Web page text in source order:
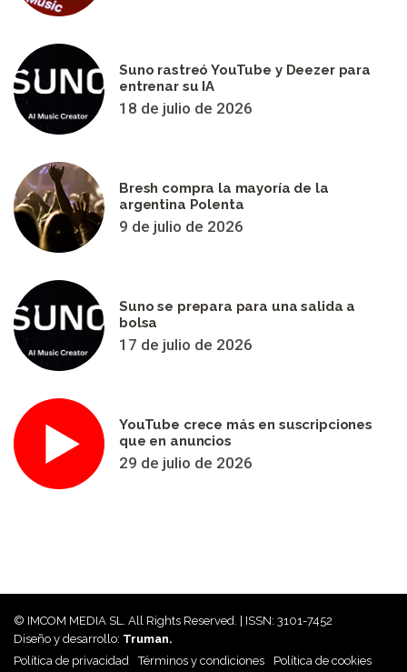
Suno rastreó YouTube y Deezer para
entrenar su IA
18 de julio de 2026
Bresh compra la mayoría de la
argentina Polenta
9 de julio de 2026
Suno se prepara para una salida a
bolsa
17 de julio de 2026
YouTube crece más en suscripciones
que en anuncios
29 de julio de 2026
© IMCOM MEDIA SL. All Rights Reserved. | ISSN: 3101-7452
Diseño y desarrollo: Truman.
Política de privacidad
Términos y condiciones Política de cookies